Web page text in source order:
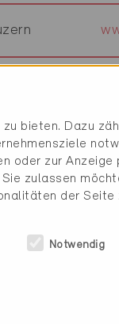
Stadt
bieten. Dazu
oder zur
zulassen
der Seite
Notwendig